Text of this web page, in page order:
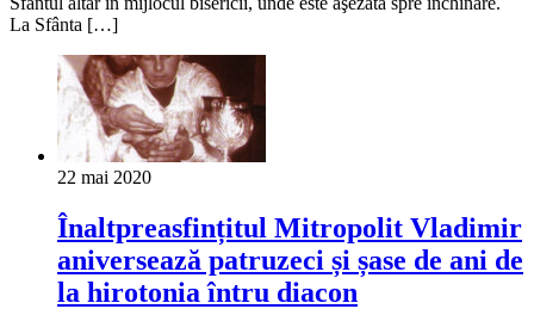
La Sfânta […]
22 mai 2020
Înaltpreasfințitul Mitropolit Vladimir
aniversează patruzeci și șase de ani de
la hirotonia întru diacon